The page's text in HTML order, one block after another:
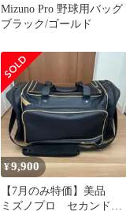
Mizuno Pro 野球用バッグ
ブラック/ゴールド
¥9,900
【7月のみ特価】美品
ミズノプロ セカンドバ